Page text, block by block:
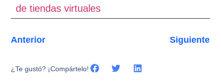
de tiendas virtuales
Anterior Siguiente
¿Te gustó? ¡Compártelo!